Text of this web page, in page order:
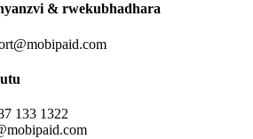
& rwekubhadhara
133 1322